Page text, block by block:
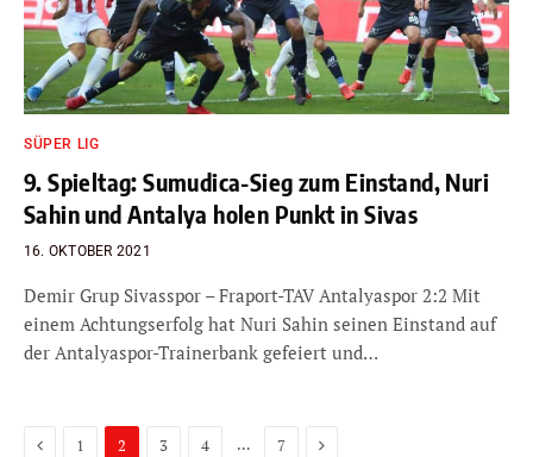
SÜPER LIG
9. Spieltag: Sumudica-Sieg zum Einstand, Nuri
Sahin und Antalya holen Punkt in Sivas
16. OKTOBER 2021
Demir Grup Sivasspor – Fraport-TAV Antalyaspor 2:2 Mit
einem Achtungserfolg hat Nuri Sahin seinen Einstand auf
der Antalyaspor-Trainerbank gefeiert und…
Previous
1 2 3 4 … 7 Next